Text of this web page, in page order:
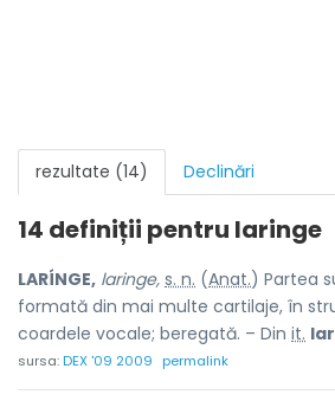
rezultate (14) Declinări
14 definiții pentru laringe
LARÍNGE, laringe, s. n. (Anat.) Partea
formată din mai multe cartilaje, în
coardele vocale; beregată. – Din it.
sursa:DEX '09 2009 permalink